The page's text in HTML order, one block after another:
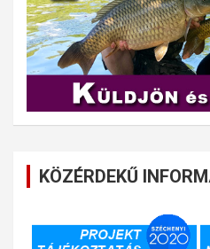
KÖZÉRDEKŰ